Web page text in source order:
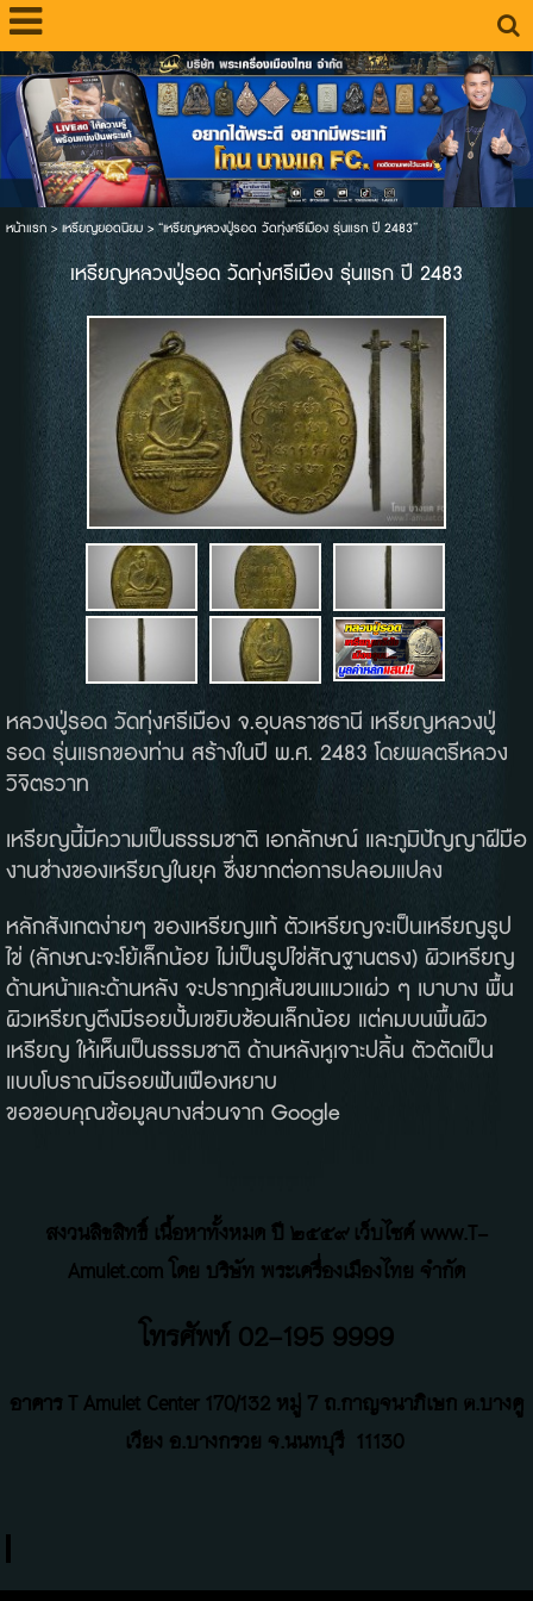
หน้าแรก>เหรียญยอดนิยม>“เหรียญหลวงปู่รอด วัดทุ่งศรีเมือง รุ่นแรก ปี 2483”
เหรียญหลวงปู่รอด วัดทุ่งศรีเมือง รุ่นแรก ปี 2483
หลวงปู่รอด วัดทุ่งศรีเมือง จ.อุบลราชธานี เหรียญหลวงปู่
รอด รุ่นแรกของท่าน สร้างในปี พ.ศ. 2483 โดยพลตรีหลวง
วิจิตรวาท
เหรียญนี้มีความเป็นธรรมชาติ เอกลักษณ์ และภูมิปัญญาฝีมือ
งานช่างของเหรียญในยุค ซึ่งยากต่อการปลอมแปลง
หลักสังเกตง่ายๆ ของเหรียญแท้ ตัวเหรียญจะเป็นเหรียญรูป
ไข่ (ลักษณะจะโย้เล็กน้อย ไม่เป็นรูปไข่สัณฐานตรง) ผิวเหรียญ
ด้านหน้าและด้านหลัง จะปรากฎเส้นขนแมวแผ่ว ๆ เบาบาง พื้น
ผิวเหรียญตึงมีรอยปั้มเขยิบซ้อนเล็กน้อย แต่คมบนพื้นผิว
เหรียญ ให้เห็นเป็นธรรมชาติ ด้านหลังหูเจาะปลิ้น ตัวตัดเป็น
แบบโบราณมีรอยฟันเฟืองหยาบ
ขอขอบคุณข้อมูลบางส่วนจาก Google
สงวนลิขสิทธิ์ เนื้อหาทั้งหมด ปี ๒๕๕๙ เว็บไซค์ www.T-
Amulet.com โดย บริษัท พระเครื่องเมืองไทย จำกัด
โทรศัพท์ 02-195 9999
อาคาร T Amulet Center170/132 หมู่ 7 ถ.กาญจนาภิเษก ต.บางคู
เวียง อ.บางกรวย จ.นนทบุรี 11130